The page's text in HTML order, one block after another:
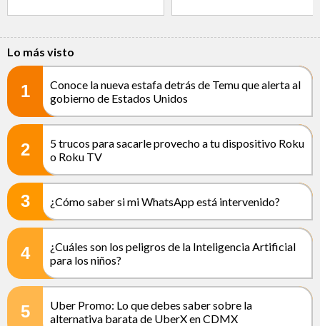
Lo más visto
1
Conoce la nueva estafa detrás de Temu que alerta al
gobierno de Estados Unidos
2
5 trucos para sacarle provecho a tu dispositivo Roku
o Roku TV
3 ¿Cómo saber si mi WhatsApp está intervenido?
4
¿Cuáles son los peligros de la Inteligencia Artificial
para los niños?
5
Uber Promo: Lo que debes saber sobre la
alternativa barata de UberX en CDMX